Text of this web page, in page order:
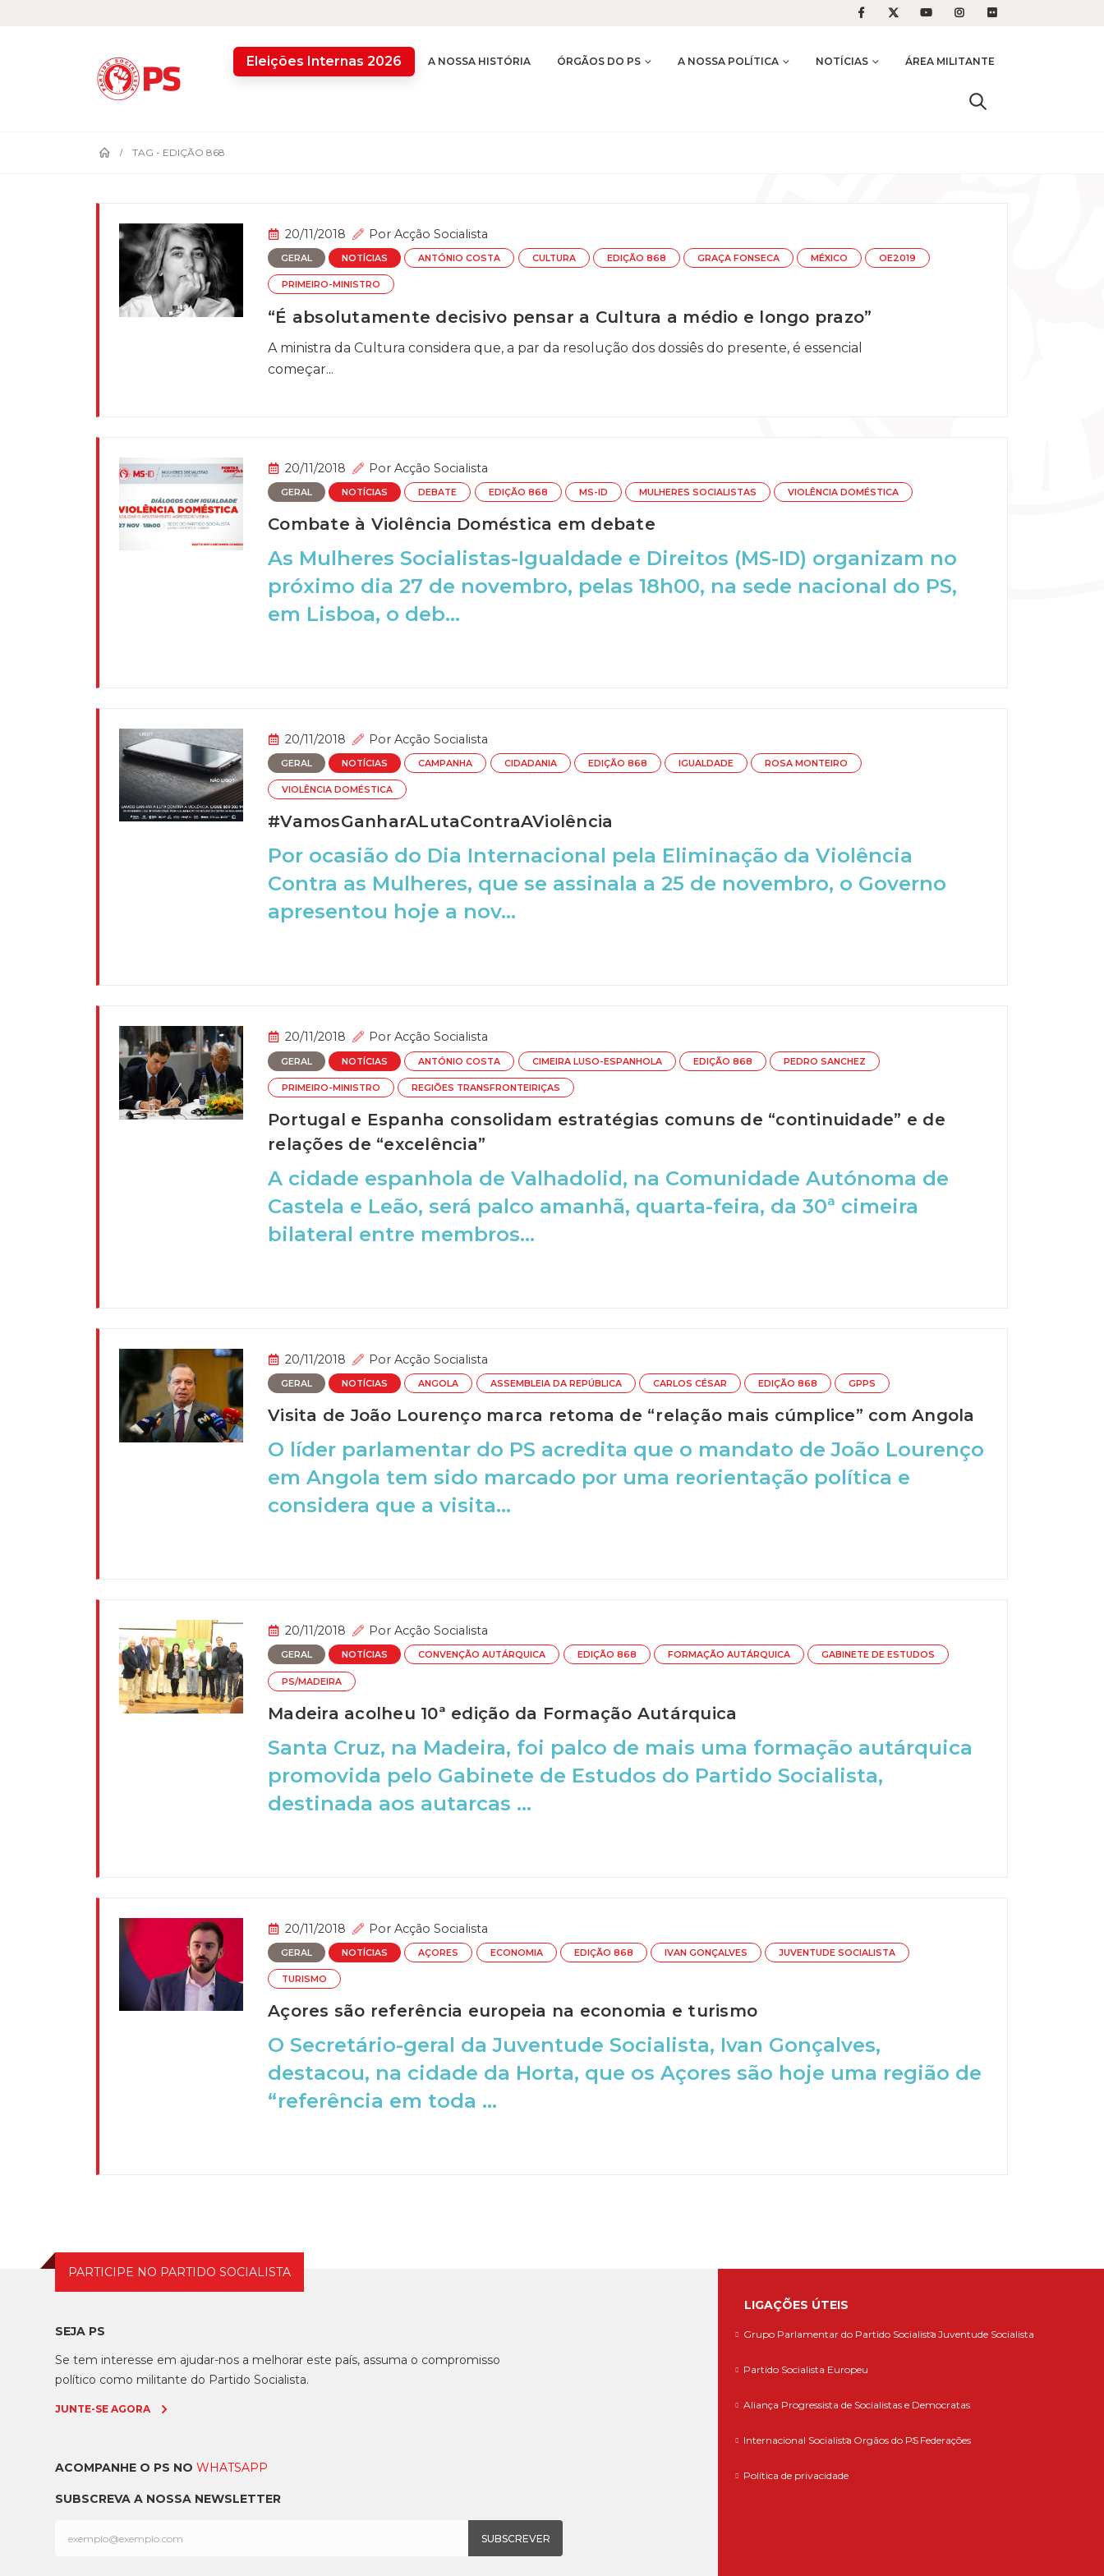
Eleições Internas 2026 A NOSSA HISTÓRIA ÓRGÃOS DO PS A NOSSA POLÍTICA NOTÍCIAS ÁREA MILITANTE
TAG - EDIÇÃO 868
20/11/2018 Por Acção Socialista
GERAL NOTÍCIAS ANTÓNIO COSTA CULTURA EDIÇÃO 868 GRAÇA FONSECA MÉXICO OE2019
PRIMEIRO-MINISTRO
“É absolutamente decisivo pensar a Cultura a médio e longo prazo”
A ministra da Cultura considera que, a par da resolução dos dossiês do presente, é essencial
começar...
20/11/2018 Por Acção Socialista
GERAL NOTÍCIAS DEBATE EDIÇÃO 868 MS-ID MULHERES SOCIALISTAS VIOLÊNCIA DOMÉSTICA
Combate à Violência Doméstica em debate
As Mulheres Socialistas-Igualdade e Direitos (MS-ID) organizam no
próximo dia 27 de novembro, pelas 18h00, na sede nacional do PS,
em Lisboa, o deb...
20/11/2018 Por Acção Socialista
GERAL NOTÍCIAS CAMPANHA CIDADANIA EDIÇÃO 868 IGUALDADE ROSA MONTEIRO
VIOLÊNCIA DOMÉSTICA
#VamosGanharALutaContraAViolência
Por ocasião do Dia Internacional pela Eliminação da Violência
Contra as Mulheres, que se assinala a 25 de novembro, o Governo
apresentou hoje a nov...
20/11/2018 Por Acção Socialista
GERAL NOTÍCIAS ANTÓNIO COSTA CIMEIRA LUSO-ESPANHOLA EDIÇÃO 868 PEDRO SANCHEZ
PRIMEIRO-MINISTRO REGIÕES TRANSFRONTEIRIÇAS
Portugal e Espanha consolidam estratégias comuns de “continuidade” e de
relações de “excelência”
A cidade espanhola de Valhadolid, na Comunidade Autónoma de
Castela e Leão, será palco amanhã, quarta-feira, da 30ª cimeira
bilateral entre membros...
20/11/2018 Por Acção Socialista
GERAL NOTÍCIAS ANGOLA ASSEMBLEIA DA REPÚBLICA CARLOS CÉSAR EDIÇÃO 868 GPPS
Visita de João Lourenço marca retoma de “relação mais cúmplice” com Angola
O líder parlamentar do PS acredita que o mandato de João Lourenço
em Angola tem sido marcado por uma reorientação política e
considera que a visita...
20/11/2018 Por Acção Socialista
GERAL NOTÍCIAS CONVENÇÃO AUTÁRQUICA EDIÇÃO 868 FORMAÇÃO AUTÁRQUICA GABINETE DE ESTUDOS
PS/MADEIRA
Madeira acolheu 10ª edição da Formação Autárquica
Santa Cruz, na Madeira, foi palco de mais uma formação autárquica
promovida pelo Gabinete de Estudos do Partido Socialista,
destinada aos autarcas ...
20/11/2018 Por Acção Socialista
GERAL NOTÍCIAS AÇORES ECONOMIA EDIÇÃO 868 IVAN GONÇALVES JUVENTUDE SOCIALISTA
TURISMO
Açores são referência europeia na economia e turismo
O Secretário-geral da Juventude Socialista, Ivan Gonçalves,
destacou, na cidade da Horta, que os Açores são hoje uma região de
“referência em toda ...
PARTICIPE NO PARTIDO SOCIALISTA
SEJA PS
Se tem interesse em ajudar-nos a melhorar este país, assuma o compromisso
político como militante do Partido Socialista.
JUNTE-SE AGORA
ACOMPANHE O PS NOWHATSAPP
SUBSCREVA A NOSSA NEWSLETTER
LIGAÇÕES ÚTEIS
Grupo Parlamentar do Partido Socialista Juventude Socialista
Partido Socialista Europeu
Aliança Progressista de Socialistas e Democratas
Internacional Socialista Orgãos do PS Federações
Política de privacidade